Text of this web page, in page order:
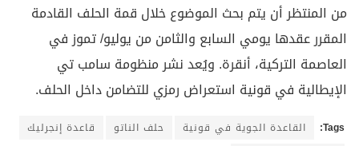
من المنتظر أن يتم بحث الموضوع خلال قمة الحلف القادمة
المقرر عقدها يومي السابع والثامن من يوليو/ تموز في
العاصمة التركية، أنقرة. ويُعد نشر منظومة سامب تي
الإيطالية في قونية استعراض رمزي للتضامن داخل الحلف.
Tags: القاعدة الجوية في قونية حلف الناتو
قاعدة إنجرليك